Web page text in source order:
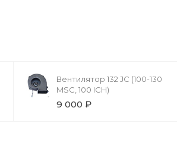
Вентилятор 132 JC (100-130
MSC, 100 ICH)
9 000 ₽